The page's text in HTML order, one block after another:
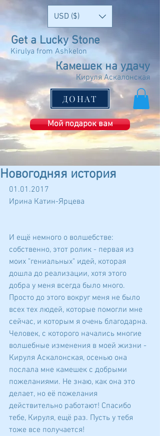
USD ($)
Get a Lucky Stone
Kirulya from Ashkelon
Камешек на удачу
Кируля Аскалонская
ДОНАТ
Мой подарок вам
Новогодняя история
01.01.2017
Ирина Катин-Ярцева
И ещё немного о волшебстве:
собственно, этот ролик - первая из
моих "гениальных" идей, которая
дошла до реализации, хотя этого
добра у меня всегда было много.
Просто до этого вокруг меня не было
всех тех людей, которые помогли мне
сейчас, и которым я очень благодарна.
Человек, с которого начались многие
волшебные изменения в моей жизни -
Кируля Аскалонская, осенью она
послала мне камешек с добрыми
пожеланиями. Не знаю, как она это
делает, но её пожелания
действительно работают! Спасибо
тебе, Кируля, ещё раз. Пусть у тебя
тоже все получается!